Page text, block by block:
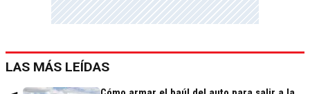
LAS MÁS LEÍDAS